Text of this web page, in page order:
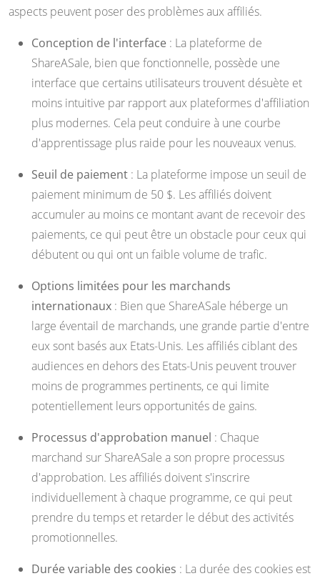
aspects peuvent poser des problèmes aux affiliés.
Conception de l'interface : La plateforme de
ShareASale, bien que fonctionnelle, possède une
interface que certains utilisateurs trouvent désuète et
moins intuitive par rapport aux plateformes d'affiliation
plus modernes. Cela peut conduire à une courbe
d'apprentissage plus raide pour les nouveaux venus.
Seuil de paiement : La plateforme impose un seuil de
paiement minimum de 50 $. Les affiliés doivent
accumuler au moins ce montant avant de recevoir des
paiements, ce qui peut être un obstacle pour ceux qui
débutent ou qui ont un faible volume de trafic.
Options limitées pour les marchands
internationaux : Bien que ShareASale héberge un
large éventail de marchands, une grande partie d'entre
eux sont basés aux Etats-Unis. Les affiliés ciblant des
audiences en dehors des Etats-Unis peuvent trouver
moins de programmes pertinents, ce qui limite
potentiellement leurs opportunités de gains.
Processus d'approbation manuel : Chaque
marchand sur ShareASale a son propre processus
d'approbation. Les affiliés doivent s'inscrire
individuellement à chaque programme, ce qui peut
prendre du temps et retarder le début des activités
promotionnelles.
Durée variable des cookies : La durée des cookies est